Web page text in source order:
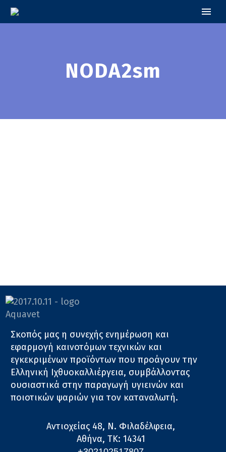
NODA2sm
Σκοπός μας η συνεχής ενημέρωση και
εφαρμογή καινοτόμων τεχνικών και
εγκεκριμένων προϊόντων που προάγουν την
Ελληνική Ιχθυοκαλλιέργεια, συμβάλλοντας
ουσιαστικά στην παραγωγή υγιεινών και
ποιοτικών ψαριών για τον καταναλωτή.
Αντιοχείας 48, Ν. Φιλαδέλφεια,
Αθήνα, ΤΚ: 14341